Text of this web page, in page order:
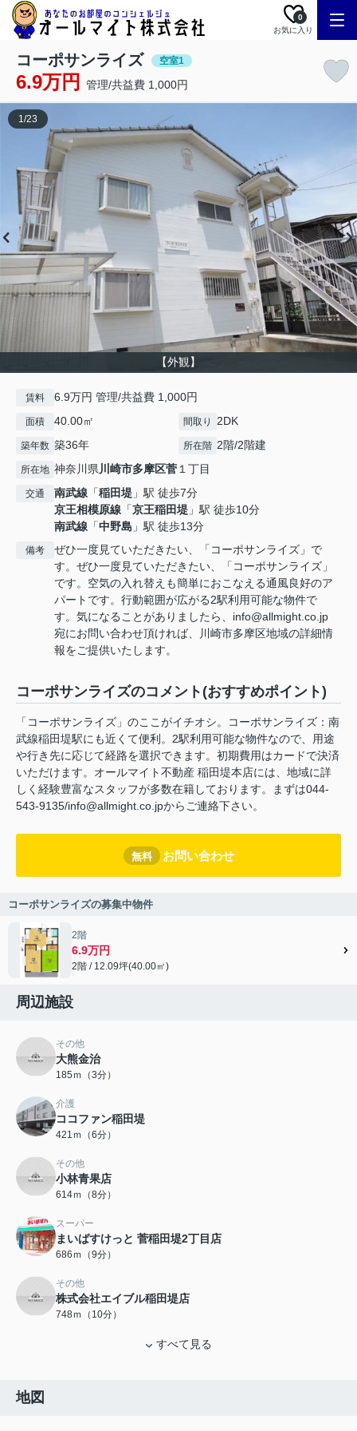
お気に入り
0
コーポサンライズ 空室1
6.9万円 管理/共益費 1,000円
【外観】
1/23
賃料 6.9万円 管理/共益費 1,000円
面積 40.00㎡ 間取り 2DK
築年数 築36年 所在階 2階/2階建
所在地 神奈川県川崎市多摩区菅１丁目
交通 南武線 「稲田堤 」駅 徒歩7分
京王相模原線 「京王稲田堤 」駅 徒歩10分
南武線 「中野島 」駅 徒歩13分
備考
ぜひ一度見ていただきたい、「コーポサンライズ」で
す。ぜひ一度見ていただきたい、「コーポサンライズ」
です。空気の入れ替えも簡単におこなえる通風良好のア
パートです。行動範囲が広がる2駅利用可能な物件で
す。気になることがありましたら、info@allmight.co.jp
宛にお問い合わせ頂ければ、川崎市多摩区地域の詳細情
報をご提供いたします。
コーポサンライズのコメント(おすすめポイント)
「コーポサンライズ」のここがイチオシ。コーポサンライズ：南
武線稲田堤駅にも近くて便利。2駅利用可能な物件なので、用途
や行き先に応じて経路を選択できます。初期費用はカードで決済
いただけます。オールマイト不動産 稲田堤本店には、地域に詳
しく経験豊富なスタッフが多数在籍しております。まずは044-
543-9135/info@allmight.co.jpからご連絡下さい。
無料 お問い合わせ
コーポサンライズの募集中物件
2階
6.9万円
2階 / 12.09坪(40.00㎡)
周辺施設
その他
大熊金治
185ｍ（3分）
介護
ココファン稲田堤
421ｍ（6分）
その他
小林青果店
614ｍ（8分）
スーパー
まいばすけっと 菅稲田堤2丁目店
686ｍ（9分）
その他
株式会社エイブル稲田堤店
748ｍ（10分）
すべて見る
地図